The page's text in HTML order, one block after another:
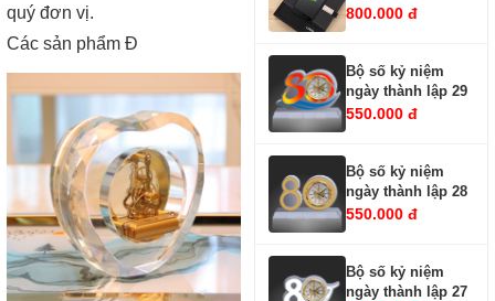
quý đơn vị.
Các sản phẩm Đ
800.000 đ
Bộ số kỷ niệm
ngày thành lập 29
550.000 đ
Bộ số kỷ niệm
ngày thành lập 28
550.000 đ
Bộ số kỷ niệm
ngày thành lập 27